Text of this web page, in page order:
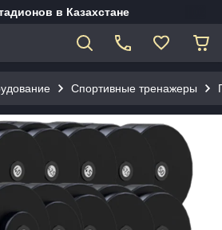
в Казахстане
Спортивные тренажеры